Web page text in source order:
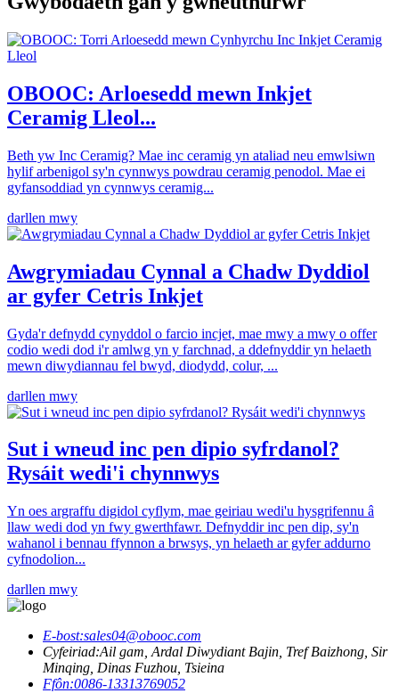
OBOOC: Arloesedd mewn Inkjet
Ceramig Lleol...
Beth yw Inc Ceramig? Mae inc ceramig yn ataliad neu emwlsiwn
hylif arbenigol sy'n cynnwys powdrau ceramig penodol. Mae ei
gyfansoddiad yn cynnwys ceramig...
darllen mwy
Awgrymiadau Cynnal a Chadw Dyddiol
ar gyfer Cetris Inkjet
Gyda'r defnydd cynyddol o farcio incjet, mae mwy a mwy o offer
codio wedi dod i'r amlwg yn y farchnad, a ddefnyddir yn helaeth
mewn diwydiannau fel bwyd, diodydd, colur, ...
darllen mwy
Sut i wneud inc pen dipio syfrdanol?
Rysáit wedi'i chynnwys
Yn oes argraffu digidol cyflym, mae geiriau wedi'u hysgrifennu â
llaw wedi dod yn fwy gwerthfawr. Defnyddir inc pen dip, sy'n
wahanol i bennau ffynnon a brwsys, yn helaeth ar gyfer addurno
cyfnodolion...
darllen mwy
E-bost:sales04@obooc.com
Cyfeiriad:Ail gam, Ardal Diwydiant Bajin, Tref Baizhong, Sir
Minqing, Dinas Fuzhou, Tsieina
Ffôn:0086-13313769052